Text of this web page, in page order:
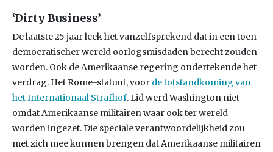
‘Dirty Business’
De laatste 25 jaar leek het vanzelfsprekend dat in een toen
democratischer wereld oorlogsmisdaden berecht zouden
worden. Ook de Amerikaanse regering ondertekende het
verdrag. Het Rome-statuut, voor de totstandkoming van
het Internationaal Strafhof. Lid werd Washington niet
omdat Amerikaanse militairen waar ook ter wereld
worden ingezet. Die speciale verantwoordelijkheid zou
met zich mee kunnen brengen dat Amerikaanse militairen